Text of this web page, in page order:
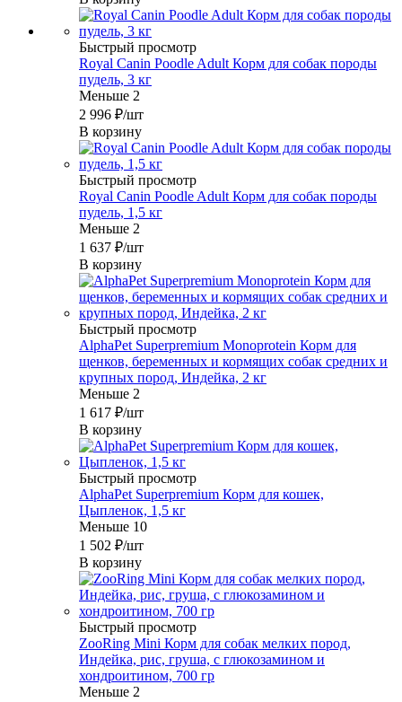
Быстрый просмотр
Royal Canin Poodle Adult Корм для собак породы
пудель, 3 кг
Меньше 2
2 996 ₽/шт
В корзину
Быстрый просмотр
Royal Canin Poodle Adult Корм для собак породы
пудель, 1,5 кг
Меньше 2
1 637 ₽/шт
В корзину
Быстрый просмотр
AlphaPet Superpremium Monoprotein Корм для
щенков, беременных и кормящих собак средних и
крупных пород, Индейка, 2 кг
Меньше 2
1 617 ₽/шт
В корзину
Быстрый просмотр
AlphaPet Superpremium Корм для кошек,
Цыпленок, 1,5 кг
Меньше 10
1 502 ₽/шт
В корзину
Быстрый просмотр
ZooRing Mini Корм для собак мелких пород,
Индейка, рис, груша, с глюкозамином и
хондроитином, 700 гр
Меньше 2